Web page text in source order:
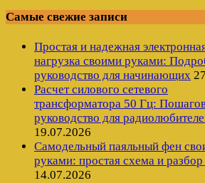
Самые свежие записи
Простая и надежная
нагрузка своими руками:
руководство для начинающих
Расчет силового сетевого
трансформатора 50 Гц:
руководство для
19.07.2026
Самодельный паяльный фен
руками: простая схема и
14.07.2026